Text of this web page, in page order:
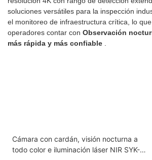
soluciones versátiles para la inspección
el monitoreo de infraestructura crítica, lo
operadores contar con Observación
más rápida y más confiable .
Cámara con cardán, visión nocturna a
todo color e iluminación láser NIR SYK-